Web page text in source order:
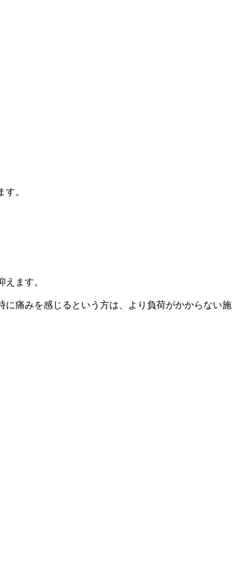
。
ます。
痛みを感じるという方は、より負荷がかからない施